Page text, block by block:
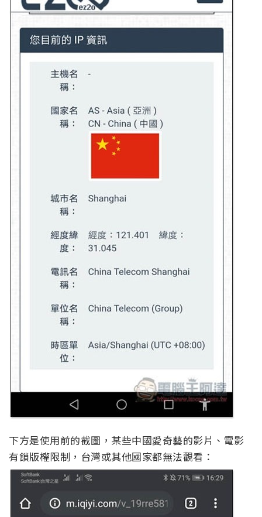
下方是使用前的截圖，某些中國愛奇藝的影片、電影
有鎖版權限制，台灣或其他國家都無法觀看：